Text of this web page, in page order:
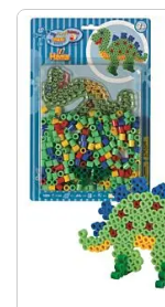
Hama Maxi är speciellt
något större än vanliga
Obs! Hama Maxi
information
Modell
EAN